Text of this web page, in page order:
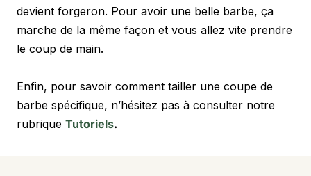
devient forgeron. Pour avoir une belle barbe, ça
marche de la même façon et vous allez vite prendre
le coup de main.
Enfin, pour savoir comment tailler une coupe de
barbe spécifique, n’hésitez pas à consulter notre
rubrique Tutoriels.